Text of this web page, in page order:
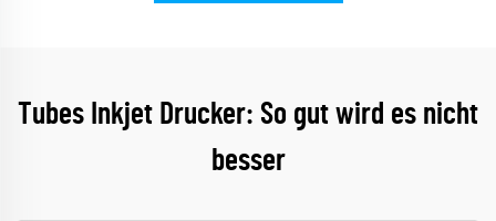
Tubes Inkjet Drucker: So gut wird es nicht
besser